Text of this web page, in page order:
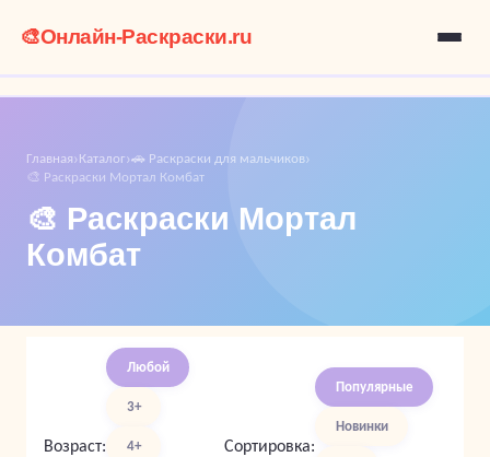
🎨Онлайн-Раскраски.ru
Главная›Каталог›🚗 Раскраски для мальчиков›
🎨 Раскраски Мортал Комбат
🎨 Раскраски Мортал
Комбат
Возраст:
Любой
3+
4+ Сортировка:
Популярные
Новинки